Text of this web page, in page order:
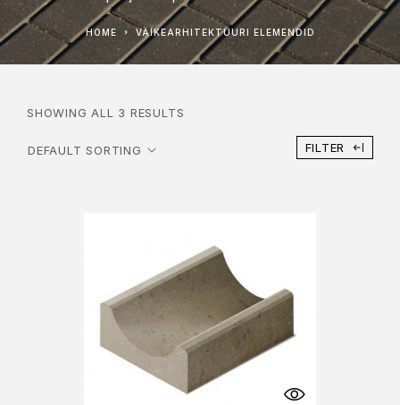
HOME VÄIKEARHITEKTUURI ELEMENDID
SHOWING ALL 3 RESULTS
FILTER